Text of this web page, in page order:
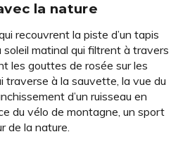
la nature
recouvrent la piste d’un tapis
matinal qui filtrent à travers
les gouttes de rosée sur les
traverse à la sauvette, la vue du
d’un ruisseau en
du vélo de montagne, un sport
de la nature.